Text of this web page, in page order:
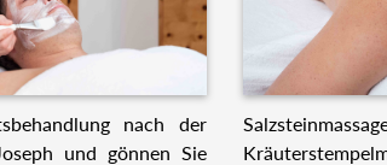
nach der
und gönnen Sie